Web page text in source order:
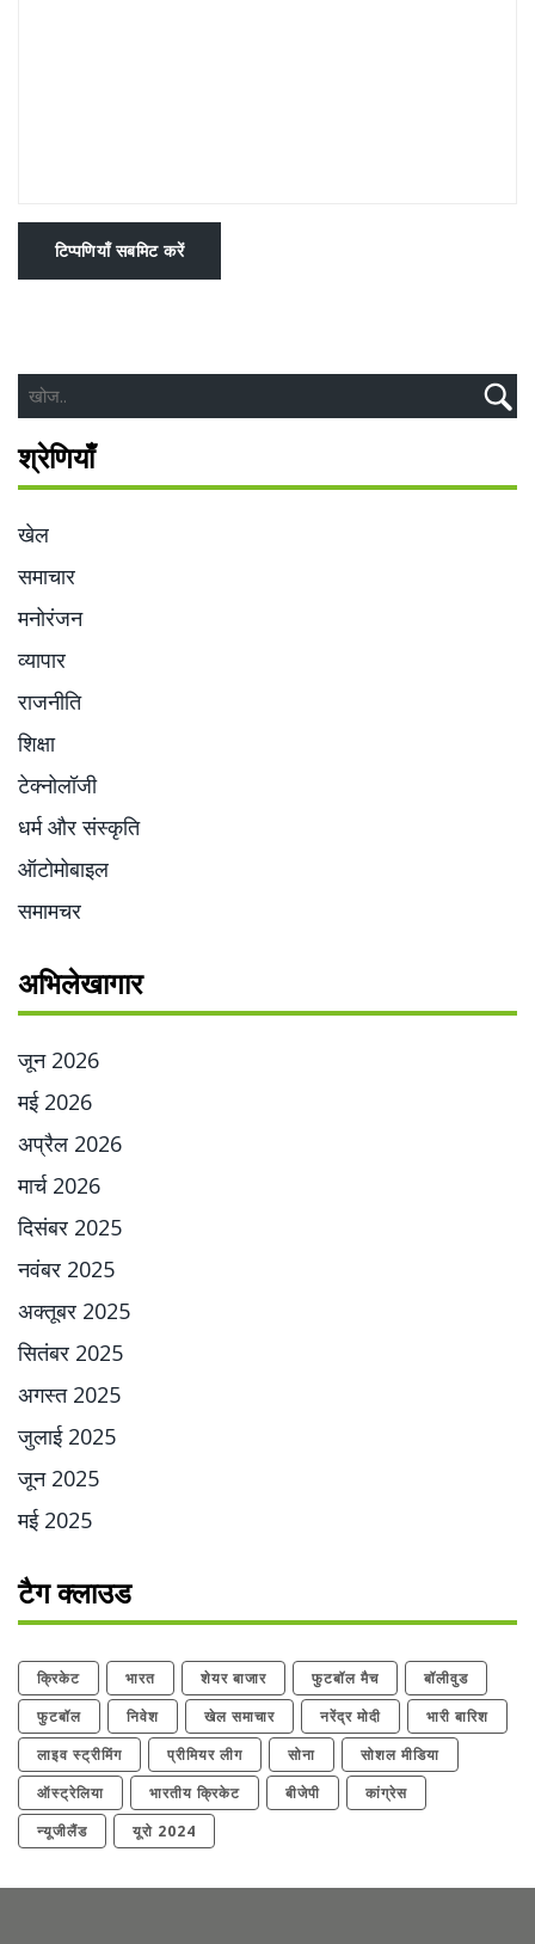
टिप्पणियाँ सबमिट करें
श्रेणियाँ
खेल
समाचार
मनोरंजन
व्यापार
राजनीति
शिक्षा
टेक्नोलॉजी
धर्म और संस्कृति
ऑटोमोबाइल
समामचर
अभिलेखागार
जून 2026
मई 2026
अप्रैल 2026
मार्च 2026
दिसंबर 2025
नवंबर 2025
अक्तूबर 2025
सितंबर 2025
अगस्त 2025
जुलाई 2025
जून 2025
मई 2025
टैग क्लाउड
क्रिकेट भारत शेयर बाजार फुटबॉल मैच
बॉलीवुड
फुटबॉल
निवेश खेल समाचार नरेंद्र मोदी
भारी बारिश
लाइव स्ट्रीमिंग
प्रीमियर लीग सोना
सोशल मीडिया
ऑस्ट्रेलिया
भारतीय क्रिकेट बीजेपी
कांग्रेस
न्यूजीलैंड
यूरो 2024